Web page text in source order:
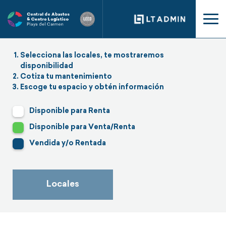
Locales
Selecciona las locales, te mostraremos
disponibilidad
Cotiza tu mantenimiento
Escoge tu espacio y obtén información
Disponible para Renta
Disponible para Venta/Renta
Vendida y/o Rentada